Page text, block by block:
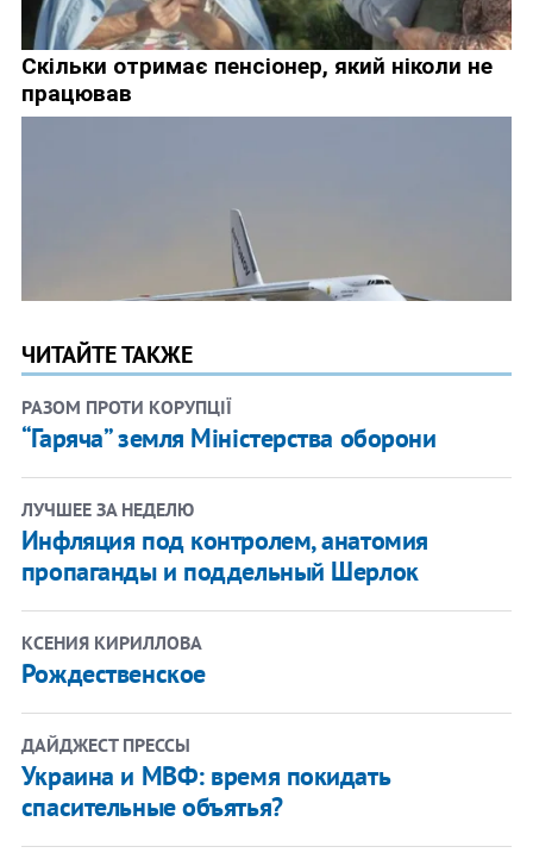
ЧИТАЙТЕ ТАКЖЕ
РАЗОМ ПРОТИ КОРУПЦІЇ
​“Гаряча” земля Міністерства оборони
ЛУЧШЕЕ ЗА НЕДЕЛЮ
Инфляция под контролем, анатомия
пропаганды и поддельный Шерлок
КСЕНИЯ КИРИЛЛОВА
Рождественское
ДАЙДЖЕСТ ПРЕССЫ
Украина и МВФ: время покидать
спасительные объятья?